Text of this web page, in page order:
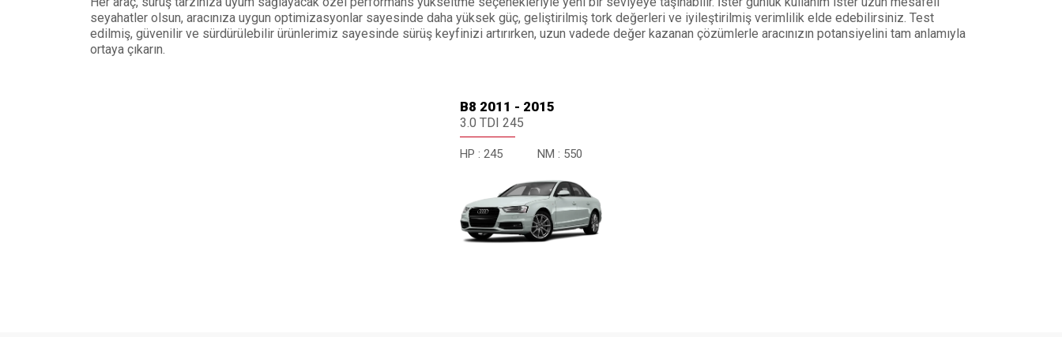
seyahatler olsun, aracınıza uygun optimizasyonlar sayesinde daha yüksek güç, geliştirilmiş tork değerleri ve iyileştirilmiş verimlilik elde edebilirsiniz. Test
edilmiş, güvenilir ve sürdürülebilir ürünlerimiz sayesinde sürüş keyfinizi artırırken, uzun vadede değer kazanan çözümlerle aracınızın potansiyelini tam anlamıyla
ortaya çıkarın.
B8 2011 - 2015
3.0 TDI 245
HP : 245 NM : 550